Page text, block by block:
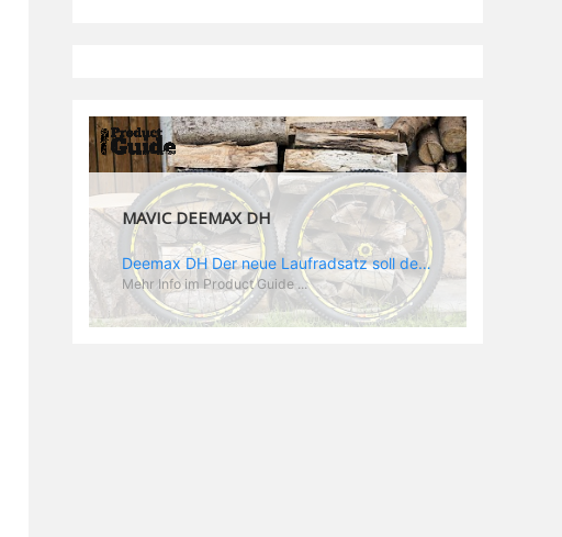
MAVIC DEEMAX DH
Deemax DH Der neue Laufradsatz soll den veränderten Ansprüchen im Downhill Einsatz gerecht werden: die Geschwindigkeiten werden immer höher, die Kräfte, die aufs Material wirken ebenfalls. Damit steigen natürlich auch die Ansprüche der Fahrer ans Material. Das einzige, was eventuell niedriger wird, ist der Reifendruck. Somit ergibt sich der Anforderungskatalog an das Deemax-Update. Hier ist das Ergebnis: - der Laufradsatz bekam eine neue Felge mit 28 mm Innenbreite. Laut Scott Sharples ist das der beste Kompromiss aus Stabilität, Gewicht und Steifigkeit, vor allem aber passt diese Breite am besten zu den Reifen, die aktuell auf dem Markt sind und im Renneinsatz gefahren werden. Es gehe auch breite und schmaler, 28 mm hätten sich aber im Test als Optimum herausgestellt. - mit einem 4D-Fertigungsprozess wurde die Materialverteilung optimiert: Stabilität dort, wo sie erforderlich ist, Gewichtsersparnis da, wo es Sinn macht. Somit gibt Mavic eine GGewichtsersparnis von 15 % an, ohne an Stabilität einzubüßen - neue, ultraleichte „double butted“ Speichen und ein super effizienter Freilauf - Mavics bewährtes UST System für perfekte Kompatibilität mit Tubeless Reifen - Gewicht (Laufradset): 1944 g)
Mehr Info im Product Guide ...